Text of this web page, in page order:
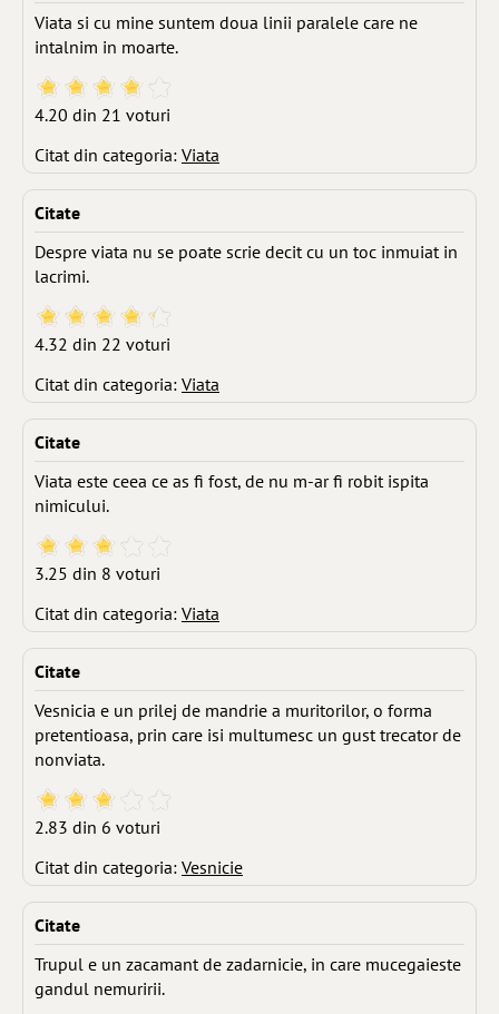
Viata si cu mine suntem doua linii paralele care ne
intalnim in moarte.
4.20 din 21 voturi
Citat din categoria: Viata
Citate
Despre viata nu se poate scrie decit cu un toc inmuiat in
lacrimi.
4.32 din 22 voturi
Citat din categoria: Viata
Citate
Viata este ceea ce as fi fost, de nu m-ar fi robit ispita
nimicului.
3.25 din 8 voturi
Citat din categoria: Viata
Citate
Vesnicia e un prilej de mandrie a muritorilor, o forma
pretentioasa, prin care isi multumesc un gust trecator de
nonviata.
2.83 din 6 voturi
Citat din categoria: Vesnicie
Citate
Trupul e un zacamant de zadarnicie, in care mucegaieste
gandul nemuririi.